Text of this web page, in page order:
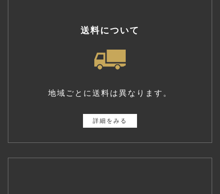
送料について
地域ごとに送料は異なります。
詳細をみる